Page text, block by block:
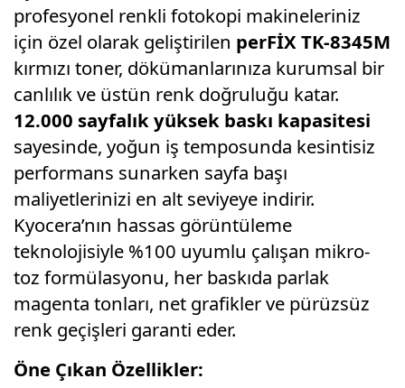
profesyonel renkli fotokopi makineleriniz
için özel olarak geliştirilen perFİX TK-8345M
kırmızı toner, dökümanlarınıza kurumsal bir
canlılık ve üstün renk doğruluğu katar.
12.000 sayfalık yüksek baskı kapasitesi
sayesinde, yoğun iş temposunda kesintisiz
performans sunarken sayfa başı
maliyetlerinizi en alt seviyeye indirir.
Kyocera’nın hassas görüntüleme
teknolojisiyle %100 uyumlu çalışan mikro-
toz formülasyonu, her baskıda parlak
magenta tonları, net grafikler ve pürüzsüz
renk geçişleri garanti eder.
Öne Çıkan Özellikler: